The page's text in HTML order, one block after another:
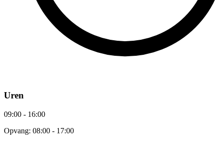
Uren
09:00 - 16:00
Opvang: 08:00 - 17:00